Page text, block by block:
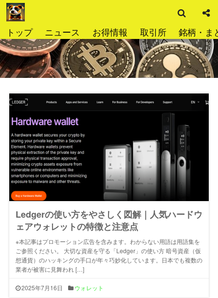
コ
ン
ン
ツ
へ
ス
トップ ニュース お得情報 取引所 銘柄・ま
索
Ledgerの使い方をやさしく図解｜人気ハードウ
ェアウォレットの特徴と注意点
※本記事はプロモーション広告を含みます。わからない用語は用語集を
ご参照ください。 大切な資産を守る「Ledger」の使い方 暗号資産（仮
想通貨）のハッキングの手口が年々巧妙化しています。日本でも複数の
業者が被害に見舞われ […]
2025年7月16日 ウォレット